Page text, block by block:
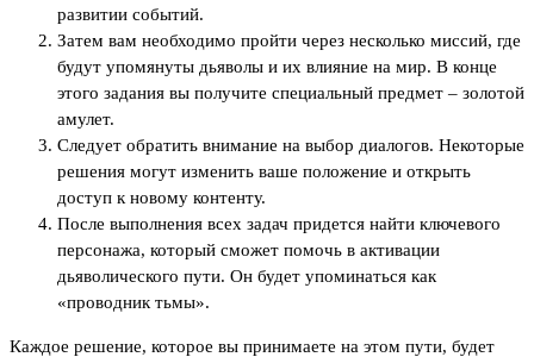
развитии событий.
Затем вам необходимо пройти через несколько миссий, где
будут упомянуты дьяволы и их влияние на мир. В конце
этого задания вы получите специальный предмет – золотой
амулет.
Следует обратить внимание на выбор диалогов. Некоторые
решения могут изменить ваше положение и открыть
доступ к новому контенту.
После выполнения всех задач придется найти ключевого
персонажа, который сможет помочь в активации
дьяволического пути. Он будет упоминаться как
«проводник тьмы».
Каждое решение, которое вы принимаете на этом пути, будет